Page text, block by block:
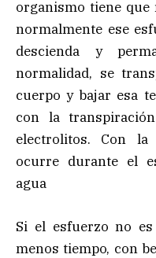
organismo tiene
normalmente ese
descienda y
normalidad, se
cuerpo y bajar esa
con la
electrolitos. Con la
ocurre durante el
agua
Si el esfuerzo no
menos tiempo, con